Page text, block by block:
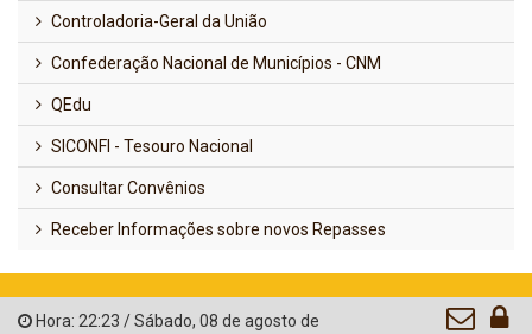
Controladoria-Geral da União
Confederação Nacional de Municípios - CNM
QEdu
SICONFI - Tesouro Nacional
Consultar Convênios
Receber Informações sobre novos Repasses
Hora: 22:23 /Sábado, 08 de agosto de